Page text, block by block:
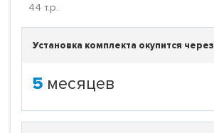
44 т.р.
Установка комплекта окупится через
5 месяцев